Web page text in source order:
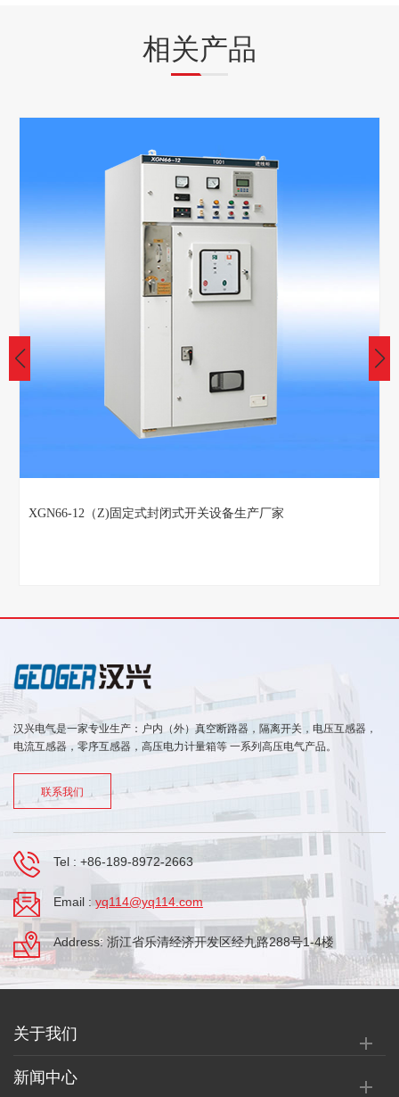
相关产品
XGN66-12（Z)固定式封闭式开关设备生产厂家
汉兴电气是一家专业生产：户内（外）真空断路器，隔离开关，电压互感器，
电流互感器，零序互感器，高压电力计量箱等 一系列高压电气产品。
联系我们
Tel : +86-189-8972-2663
Email : yq114@yq114.com
Address: 浙江省乐清经济开发区经九路288号1-4楼
关于我们
新闻中心